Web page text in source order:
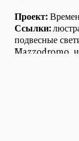
Проект:
Ссылки:
подвесные
Mazzodromo,